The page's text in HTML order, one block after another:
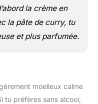
la crème en
la pâte de curry, tu
et plus parfumée.
moelleux calme
tu préfères sans alcool,